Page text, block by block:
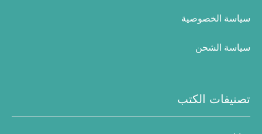
سياسة الخصوصية
سياسة الشحن
تصنيفات الكتب